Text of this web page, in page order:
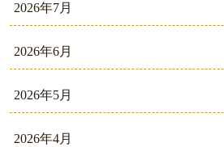
2026年7月
2026年6月
2026年5月
2026年4月